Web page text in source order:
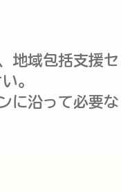
地域包括支援セ
。
に沿って必要な